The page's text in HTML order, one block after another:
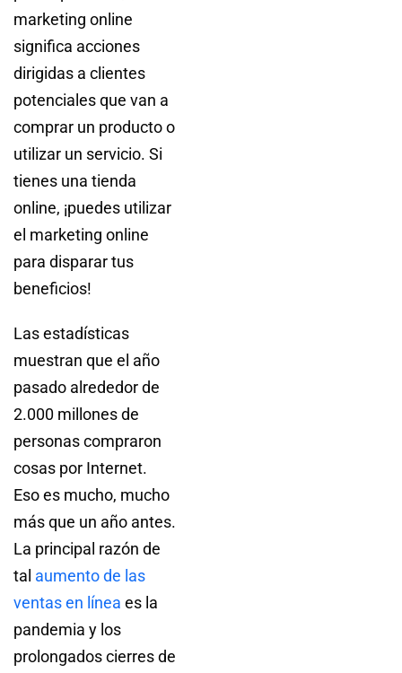
marketing online
significa acciones
dirigidas a clientes
potenciales que van a
comprar un producto o
utilizar un servicio. Si
tienes una tienda
online, ¡puedes utilizar
el marketing online
para disparar tus
beneficios!
Las estadísticas
muestran que el año
pasado alrededor de
2.000 millones de
personas compraron
cosas por Internet.
Eso es mucho, mucho
más que un año antes.
La principal razón de
tal aumento de las
ventas en línea es la
pandemia y los
prolongados cierres de